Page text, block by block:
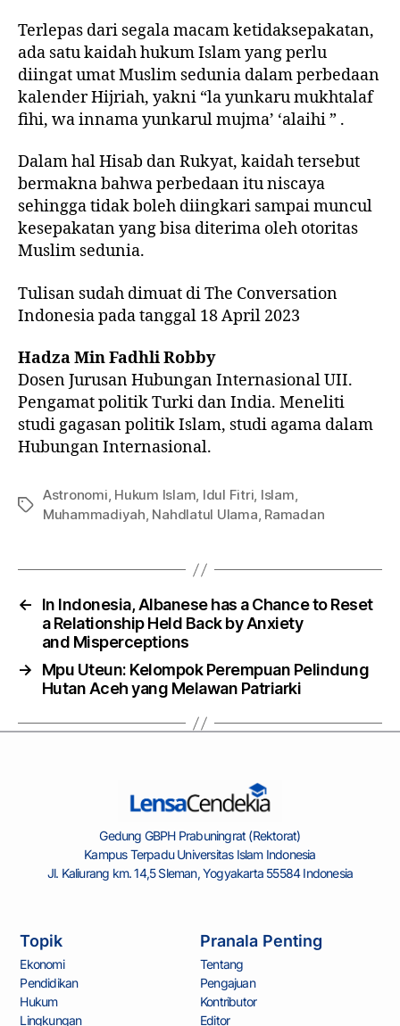
Terlepas dari segala macam ketidaksepakatan,
ada satu kaidah hukum Islam yang perlu
diingat umat Muslim sedunia dalam perbedaan
kalender Hijriah, yakni “la yunkaru mukhtalaf
fihi, wa innama yunkarul mujma’ ‘alaihi ” .
Dalam hal Hisab dan Rukyat, kaidah tersebut
bermakna bahwa perbedaan itu niscaya
sehingga tidak boleh diingkari sampai muncul
kesepakatan yang bisa diterima oleh otoritas
Muslim sedunia.
Tulisan sudah dimuat di The Conversation
Indonesia pada tanggal 18 April 2023
Hadza Min Fadhli Robby
Dosen Jurusan Hubungan Internasional UII.
Pengamat politik Turki dan India. Meneliti
studi gagasan politik Islam, studi agama dalam
Hubungan Internasional.
Astronomi, Hukum Islam, Idul Fitri, Islam,
Muhammadiyah, Nahdlatul Ulama, Ramadan
←
In Indonesia, Albanese has a Chance to Reset
a Relationship Held Back by Anxiety
and Misperceptions
→
Mpu Uteun: Kelompok Perempuan Pelindung
Hutan Aceh yang Melawan Patriarki
Gedung GBPH Prabuningrat (Rektorat)
Kampus Terpadu Universitas Islam Indonesia
Jl. Kaliurang km. 14,5 Sleman, Yogyakarta 55584 Indonesia
Topik
Ekonomi
Pendidikan
Hukum
Lingkungan
Pranala Penting
Tentang
Pengajuan
Kontributor
Editor